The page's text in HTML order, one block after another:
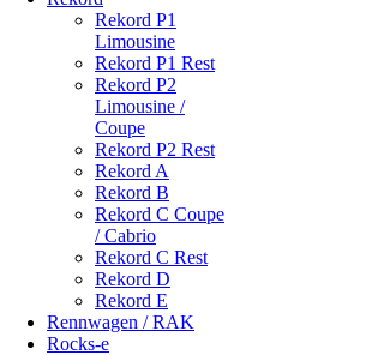
Rekord P1
Limousine
Rekord P1 Rest
Rekord P2
Limousine /
Coupe
Rekord P2 Rest
Rekord A
Rekord B
Rekord C Coupe
/ Cabrio
Rekord C Rest
Rekord D
Rekord E
Rennwagen / RAK
Rocks-e